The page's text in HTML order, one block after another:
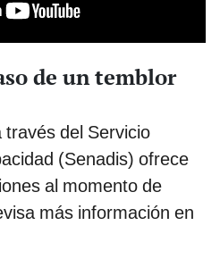
de un temblor
través del Servicio
(Senadis) ofrece
al momento de
más información en